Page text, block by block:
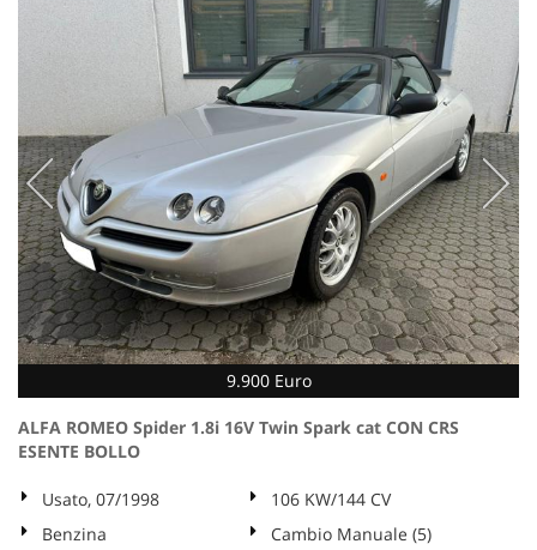
9.900 Euro
ALFA ROMEO Spider 1.8i 16V Twin Spark cat CON CRS
ESENTE BOLLO
Usato, 07/1998
106 KW/144 CV
Benzina
Cambio Manuale (5)